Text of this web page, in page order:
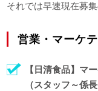
それでは早速現在募
営業・マーケ
【日清食品】マ
（スタッフ～係長